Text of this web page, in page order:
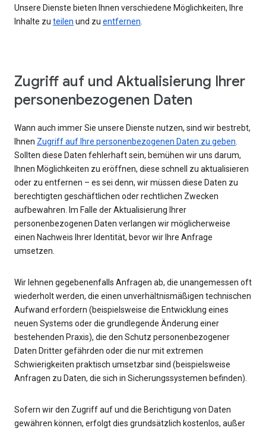
Unsere Dienste bieten Ihnen verschiedene Möglichkeiten, Ihre
Inhalte zu teilen und zu entfernen.
Zugriff auf und Aktualisierung Ihrer
personenbezogenen Daten
Wann auch immer Sie unsere Dienste nutzen, sind wir bestrebt,
Ihnen Zugriff auf Ihre personenbezogenen Daten zu geben.
Sollten diese Daten fehlerhaft sein, bemühen wir uns darum,
Ihnen Möglichkeiten zu eröffnen, diese schnell zu aktualisieren
oder zu entfernen – es sei denn, wir müssen diese Daten zu
berechtigten geschäftlichen oder rechtlichen Zwecken
aufbewahren. Im Falle der Aktualisierung Ihrer
personenbezogenen Daten verlangen wir möglicherweise
einen Nachweis Ihrer Identität, bevor wir Ihre Anfrage
umsetzen.
Wir lehnen gegebenenfalls Anfragen ab, die unangemessen oft
wiederholt werden, die einen unverhältnismäßigen technischen
Aufwand erfordern (beispielsweise die Entwicklung eines
neuen Systems oder die grundlegende Änderung einer
bestehenden Praxis), die den Schutz personenbezogener
Daten Dritter gefährden oder die nur mit extremen
Schwierigkeiten praktisch umsetzbar sind (beispielsweise
Anfragen zu Daten, die sich in Sicherungssystemen befinden).
Sofern wir den Zugriff auf und die Berichtigung von Daten
gewähren können, erfolgt dies grundsätzlich kostenlos, außer